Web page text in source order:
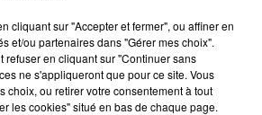
cliquant sur "Accepter et fermer", ou affiner en
et/ou partenaires dans "Gérer mes choix".
refuser en cliquant sur "Continuer sans
ne s'appliqueront que pour ce site. Vous
choix, ou retirer votre consentement à tout
les cookies" situé en bas de chaque page.